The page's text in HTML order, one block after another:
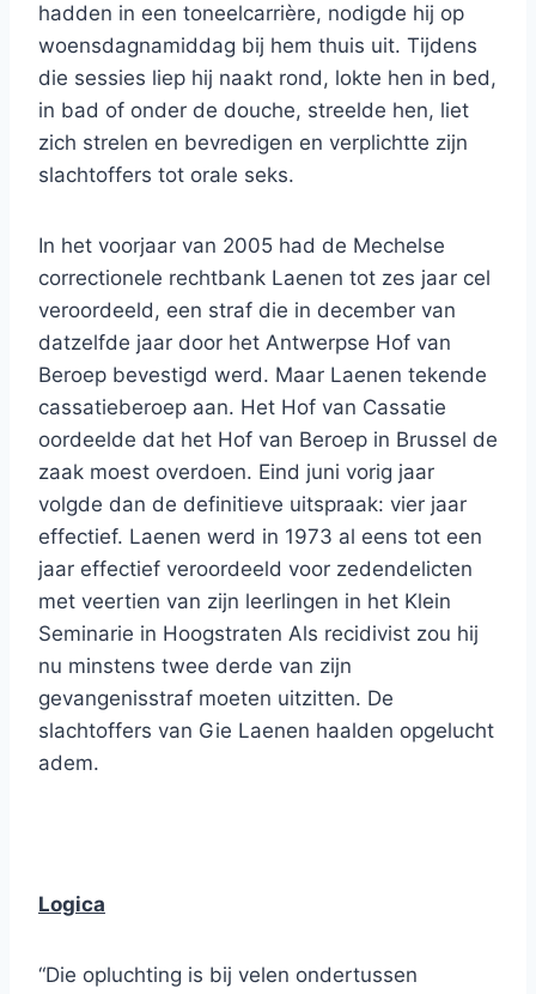
hadden in een toneelcarrière, nodigde hij op
woensdagnamiddag bij hem thuis uit. Tijdens
die sessies liep hij naakt rond, lokte hen in bed,
in bad of onder de douche, streelde hen, liet
zich strelen en bevredigen en verplichtte zijn
slachtoffers tot orale seks.
In het voorjaar van 2005 had de Mechelse
correctionele rechtbank Laenen tot zes jaar cel
veroordeeld, een straf die in december van
datzelfde jaar door het Antwerpse Hof van
Beroep bevestigd werd. Maar Laenen tekende
cassatieberoep aan. Het Hof van Cassatie
oordeelde dat het Hof van Beroep in Brussel de
zaak moest overdoen. Eind juni vorig jaar
volgde dan de definitieve uitspraak: vier jaar
effectief. Laenen werd in 1973 al eens tot een
jaar effectief veroordeeld voor zedendelicten
met veertien van zijn leerlingen in het Klein
Seminarie in Hoogstraten Als recidivist zou hij
nu minstens twee derde van zijn
gevangenisstraf moeten uitzitten. De
slachtoffers van Gie Laenen haalden opgelucht
adem.
Logica
“Die opluchting is bij velen ondertussen